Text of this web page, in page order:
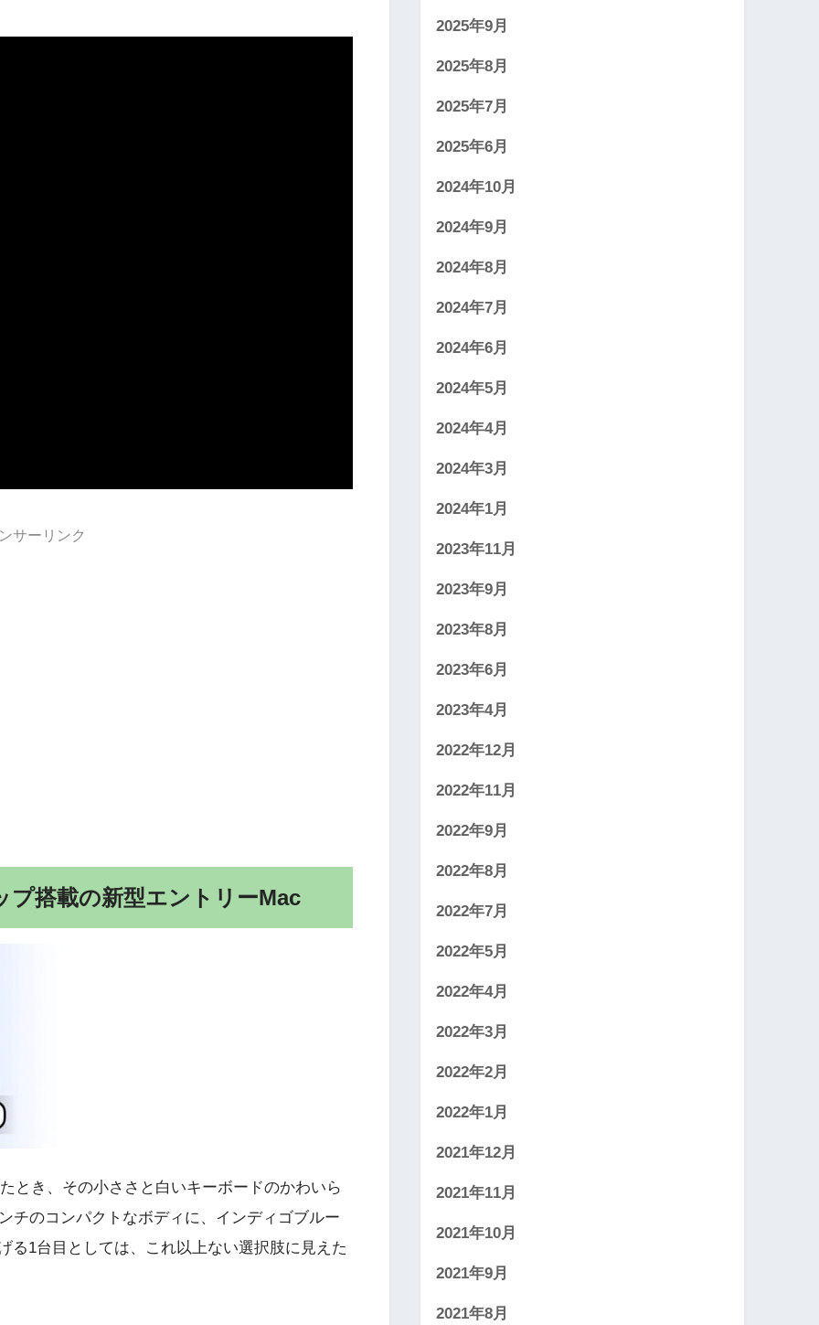
サーリンク
搭載の新型エントリーMac
とき、その小ささと白いキーボードのかわいら
チのコンパクトなボディに、インディゴブルー
る1台目としては、これ以上ない選択肢に見えた
2025年9月
2025年8月
2025年7月
2025年6月
2024年10月
2024年9月
2024年8月
2024年7月
2024年6月
2024年5月
2024年4月
2024年3月
2024年1月
2023年11月
2023年9月
2023年8月
2023年6月
2023年4月
2022年12月
2022年11月
2022年9月
2022年8月
2022年7月
2022年5月
2022年4月
2022年3月
2022年2月
2022年1月
2021年12月
2021年11月
2021年10月
2021年9月
2021年8月